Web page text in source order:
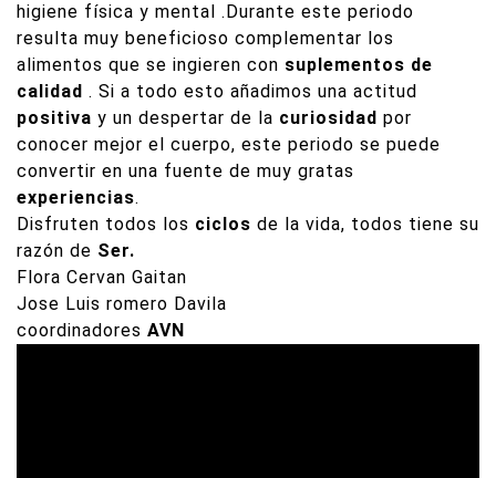
higiene física y mental .Durante este periodo
resulta muy beneficioso complementar los
alimentos que se ingieren con suplementos de
calidad . Si a todo esto añadimos una actitud
positiva y un despertar de la curiosidad por
conocer mejor el cuerpo, este periodo se puede
convertir en una fuente de muy gratas
experiencias.
Disfruten todos los ciclos de la vida, todos tiene su
razón de Ser.
Flora Cervan Gaitan
Jose Luis romero Davila
coordinadores AVN